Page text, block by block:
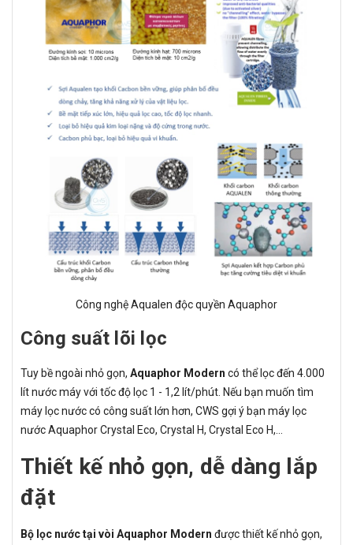
Công nghệ Aqualen độc quyền Aquaphor
Công suất lõi lọc
Tuy bề ngoài nhỏ gọn, Aquaphor Modern có thể lọc đến 4.000
lít nước máy với tốc độ lọc 1 - 1,2 lít/phút. Nếu bạn muốn tìm
máy lọc nước có công suất lớn hơn, CWS gợi ý bạn máy lọc
nước Aquaphor Crystal Eco, Crystal H, Crystal Eco H,...
Thiết kế nhỏ gọn, dễ dàng lắp
đặt
Bộ lọc nước tại vòi Aquaphor Modern được thiết kế nhỏ gọn,